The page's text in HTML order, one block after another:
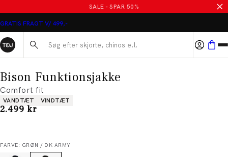
SALE - SPAR 50%
GRATIS FRAGT V/ 499,-
Søg her...
Bison Funktionsjakke
Comfort fit
Produkt egenskaber
VANDTÆT VINDTÆT
I alt (inkl. rabat)
2.499 kr
FARVE: GRØN / DK ARMY